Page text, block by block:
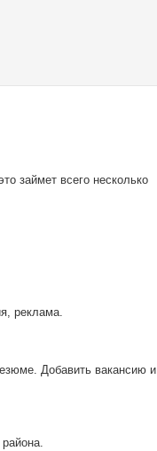
займет всего несколько
реклама.
Добавить вакансию и